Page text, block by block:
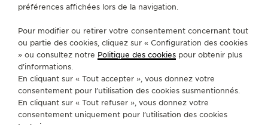
SUIVEZ-NOUS
S'INSCRIRE À LA NEWSLETTER
CONTACT
préférences affichées lors de la navigation.
Pour modifier ou retirer votre consentement concernant tout
ou partie des cookies, cliquez sur « Configuration des cookies
» ou consultez notre Politique des cookies pour obtenir plus
d’informations.
En cliquant sur « Tout accepter », vous donnez votre
consentement pour l’utilisation des cookies susmentionnés.
En cliquant sur « Tout refuser », vous donnez votre
consentement uniquement pour l’utilisation des cookies